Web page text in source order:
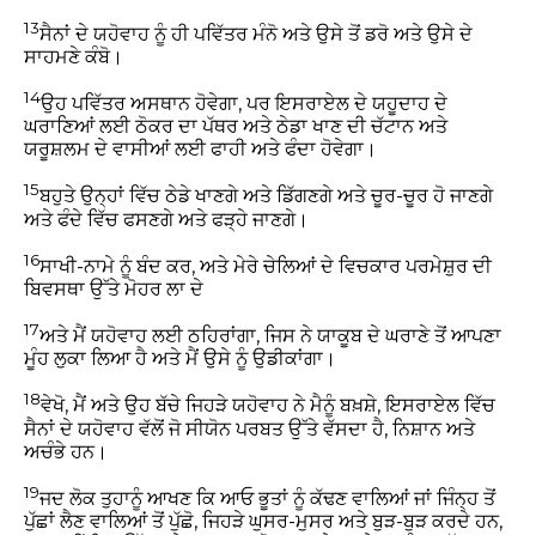
13ਸੈਨਾਂ ਦੇ ਯਹੋਵਾਹ ਨੂੰ ਹੀ ਪਵਿੱਤਰ ਮੰਨੋ ਅਤੇ ਉਸੇ ਤੋਂ ਡਰੋ ਅਤੇ ਉਸੇ ਦੇ
ਸਾਹਮਣੇ ਕੰਬੋ।
14ਉਹ ਪਵਿੱਤਰ ਅਸਥਾਨ ਹੋਵੇਗਾ, ਪਰ ਇਸਰਾਏਲ ਦੇ ਯਹੂਦਾਹ ਦੇ
ਘਰਾਣਿਆਂ ਲਈ ਠੋਕਰ ਦਾ ਪੱਥਰ ਅਤੇ ਠੇਡਾ ਖਾਣ ਦੀ ਚੱਟਾਨ ਅਤੇ
ਯਰੂਸ਼ਲਮ ਦੇ ਵਾਸੀਆਂ ਲਈ ਫਾਹੀ ਅਤੇ ਫੰਦਾ ਹੋਵੇਗਾ।
15ਬਹੁਤੇ ਉਨ੍ਹਾਂ ਵਿੱਚ ਠੇਡੇ ਖਾਣਗੇ ਅਤੇ ਡਿੱਗਣਗੇ ਅਤੇ ਚੂਰ-ਚੂਰ ਹੋ ਜਾਣਗੇ
ਅਤੇ ਫੰਦੇ ਵਿੱਚ ਫਸਣਗੇ ਅਤੇ ਫੜ੍ਹੇ ਜਾਣਗੇ।
16ਸਾਖੀ-ਨਾਮੇ ਨੂੰ ਬੰਦ ਕਰ, ਅਤੇ ਮੇਰੇ ਚੇਲਿਆਂ ਦੇ ਵਿਚਕਾਰ ਪਰਮੇਸ਼ੁਰ ਦੀ
ਬਿਵਸਥਾ ਉੱਤੇ ਮੋਹਰ ਲਾ ਦੇ
17ਅਤੇ ਮੈਂ ਯਹੋਵਾਹ ਲਈ ਠਹਿਰਾਂਗਾ, ਜਿਸ ਨੇ ਯਾਕੂਬ ਦੇ ਘਰਾਣੇ ਤੋਂ ਆਪਣਾ
ਮੂੰਹ ਲੁਕਾ ਲਿਆ ਹੈ ਅਤੇ ਮੈਂ ਉਸੇ ਨੂੰ ਉਡੀਕਾਂਗਾ।
18ਵੇਖੋ, ਮੈਂ ਅਤੇ ਉਹ ਬੱਚੇ ਜਿਹੜੇ ਯਹੋਵਾਹ ਨੇ ਮੈਨੂੰ ਬਖ਼ਸ਼ੇ, ਇਸਰਾਏਲ ਵਿੱਚ
ਸੈਨਾਂ ਦੇ ਯਹੋਵਾਹ ਵੱਲੋਂ ਜੋ ਸੀਯੋਨ ਪਰਬਤ ਉੱਤੇ ਵੱਸਦਾ ਹੈ, ਨਿਸ਼ਾਨ ਅਤੇ
ਅਚੰਭੇ ਹਨ।
19ਜਦ ਲੋਕ ਤੁਹਾਨੂੰ ਆਖਣ ਕਿ ਆਓ ਭੂਤਾਂ ਨੂੰ ਕੱਢਣ ਵਾਲਿਆਂ ਜਾਂ ਜਿੰਨ੍ਹ ਤੋਂ
ਪੁੱਛਾਂ ਲੈਣ ਵਾਲਿਆਂ ਤੋਂ ਪੁੱਛੋ, ਜਿਹੜੇ ਘੁਸਰ-ਮੁਸਰ ਅਤੇ ਬੁੜ-ਬੁੜ ਕਰਦੇ ਹਨ,